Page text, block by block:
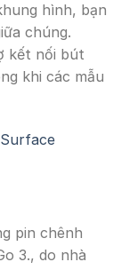
hình, bạn
chúng.
kết nối bút
khi các mẫu
pin chênh
3., do nhà